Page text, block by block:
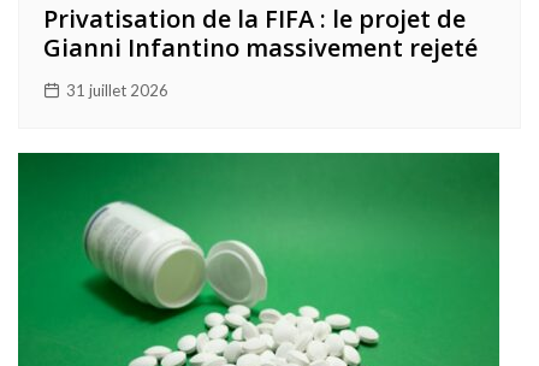
Privatisation de la FIFA : le projet de
Gianni Infantino massivement rejeté
31 juillet 2026